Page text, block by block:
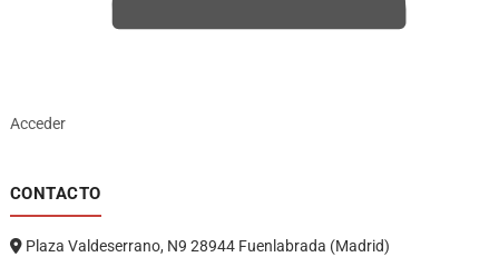
Acceder
CONTACTO
Plaza Valdeserrano, N9 28944 Fuenlabrada (Madrid)